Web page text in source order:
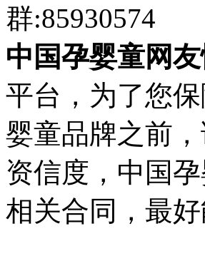
群:85930574
中国孕婴童网
平台，为了您
婴童品牌之前
资信度，中国
相关合同，最